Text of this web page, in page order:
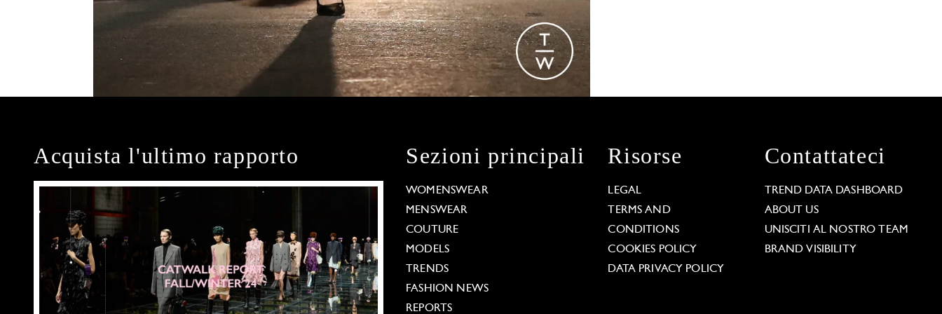
Acquista l'ultimo rapporto Sezioni principali
WOMENSWEAR
MENSWEAR
COUTURE
MODELS
TRENDS
FASHION NEWS
REPORTS
Risorse
LEGAL
TERMS AND
CONDITIONS
COOKIES POLICY
DATA PRIVACY POLICY
Contattateci
TREND DATA DASHBOARD
ABOUT US
UNISCITI AL NOSTRO TEAM
BRAND VISIBILITY